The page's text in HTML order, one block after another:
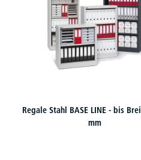
Regale Stahl BASE LINE - bis
mm